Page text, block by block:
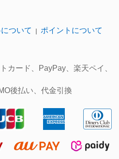
ついて ｜ ポイントについて
カード、PayPay、楽天ペイ、
後払い、代金引換